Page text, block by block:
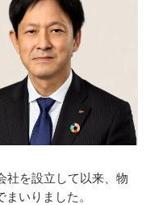
を設立して以来、物
いりました。